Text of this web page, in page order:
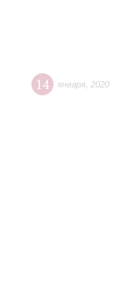
14 января 2020